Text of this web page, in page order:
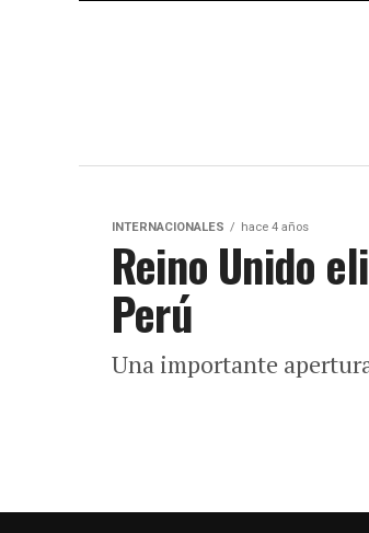
INTERNACIONALES hace 4 años
Reino Unido
Perú
Una importante